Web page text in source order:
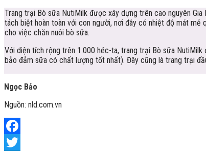
Trang trại Bò sữa NutiMilk được xây dựng trên cao nguyên
tách biệt hoàn toàn với con người, nơi đây có nhiệt độ mát mẻ
cho việc chăn nuôi bò sữa.
Với diện tích rộng trên 1.000 héc-ta, trang trại Bò sữa
bảo đảm sữa có chất lượng tốt nhất). Đây cũng là trang trại
Ngọc Bảo
Nguồn: nld.com.vn
Facebook